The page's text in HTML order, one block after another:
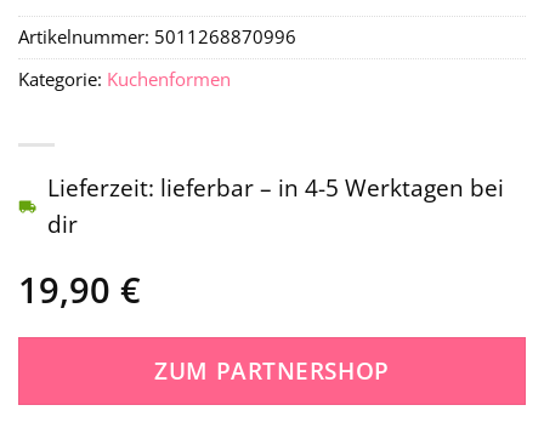
19,90 €
Lieferzeit: lieferbar – in 4-5 Werktagen bei
dir
ZUM PARTNERSHOP
Artikelnummer: 5011268870996
Kategorie: Kuchenformen